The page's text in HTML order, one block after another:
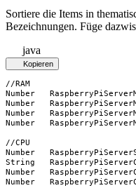
Sortiere die Items in
Bezeichnungen. Füge
java
Kopieren
//RAM
Number
Number
Number
Number
//CPU
Number
String
Number
Number